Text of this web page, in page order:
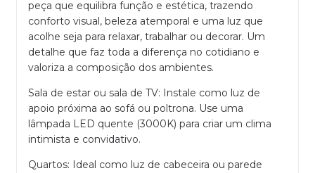
peça que equilibra função e estética, trazendo
conforto visual, beleza atemporal e uma luz que
acolhe seja para relaxar, trabalhar ou decorar. Um
detalhe que faz toda a diferença no cotidiano e
valoriza a composição dos ambientes.
Sala de estar ou sala de TV: Instale como luz de
apoio próxima ao sofá ou poltrona. Use uma
lâmpada LED quente (3000K) para criar um clima
intimista e convidativo.
Quartos: Ideal como luz de cabeceira ou parede